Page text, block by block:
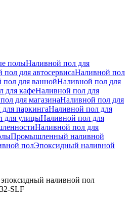
полыНаливной пол для
для автосервисаНаливной пол
для ваннойНаливной пол для
для кафеНаливной пол для
для магазинаНаливной пол для
паркингаНаливной пол для
для улицыНаливной пол для
Наливной пол для
Промышленный наливной
полЭпоксидный наливной
наливной пол
SLF